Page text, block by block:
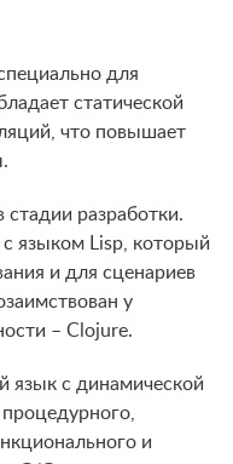
для
статической
что повышает
разработки.
с языком Lisp, который
и для сценариев
у
– Clojure.
язык с динамической
и